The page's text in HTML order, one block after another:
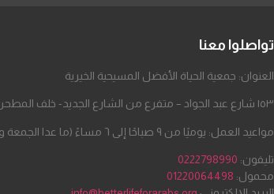
تواصلوا معنا
العنوان: جمعية الحياة الأفضل المسيحية الخيرية
١٥٣ شارع عبد الجواد – متفرع من الشارع الجديد- خلف المطحن – مدينة السلام
مواعيد العمل: يوميًا من ٩ صباحًا إلى ٦ مساءً (ما عدا الجمعة والسبت)
تليفون: 0222798990
محمول: 01220064498